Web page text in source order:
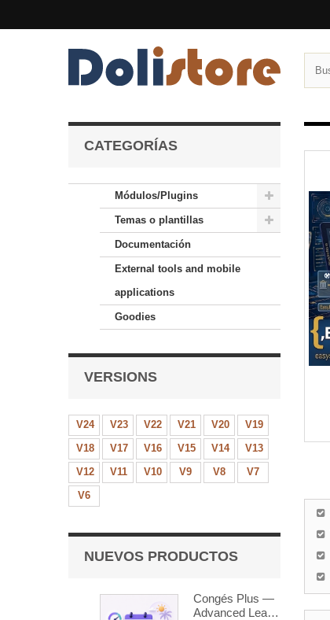
CATEGORÍAS
Módulos/Plugins
Temas o plantillas
Documentación
External tools and mobile
applications
Goodies
VERSIONS
V24 V23 V22 V21 V20
V19
V18
V17 V16 V15 V14
V13
V12
V11 V10 V9 V8
V7
V6
NUEVOS PRODUCTOS
Congés Plus —
Advanced Leave